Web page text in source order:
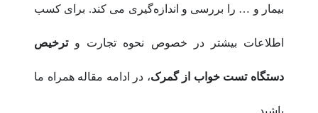
بیمار و … را بررسی و اندازه‌گیری می کند. برای کسب
اطلاعات بیشتر در خصوص نحوه تجارت وترخیص
دستگاه تست خواب از گمرک، در ادامه مقاله همراه ما
باشید.